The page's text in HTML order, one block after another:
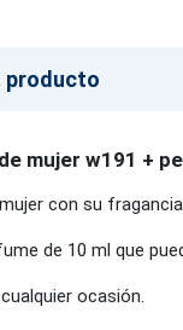
producto
mujer w191 +
con su
de 10 ml que
ocasión.